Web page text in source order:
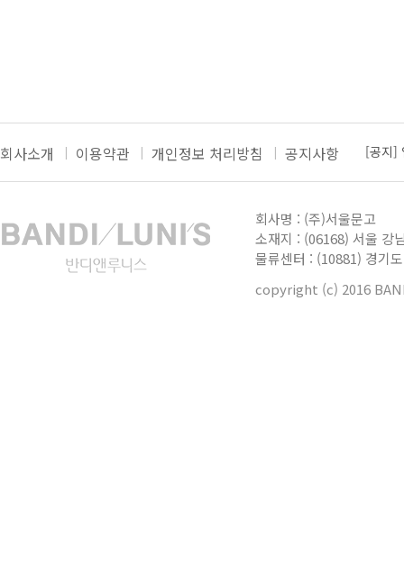
회사소개 이용약관 개인정보 처리방침 공지사항
[공지]
[공지]
[공지]
[공지]
더보기
회사명 : (주)서울문고
소재지 : (06168) 서울 강
물류센터 : (10881) 경기
copyright (c) 2016